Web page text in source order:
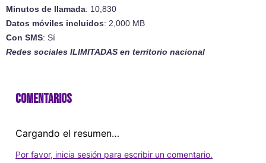
Minutos de llamada: 10,830
Datos móviles incluidos: 2,000 MB
Con SMS: Sí
Redes sociales ILIMITADAS en territorio nacional
Comentarios
Cargando el resumen…
Por favor, inicia sesión para escribir un comentario.